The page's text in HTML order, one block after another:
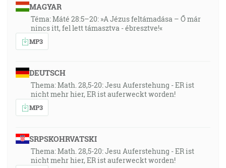
MAGYAR
Téma: Máté 28:5–20: »A Jézus feltámadása – Ő már
nincs itt, fel lett támasztva - ébresztve!«
MP3
DEUTSCH
Thema: Math. 28,5-20: Jesu Auferstehung - ER ist
nicht mehr hier, ER ist auferweckt worden!
MP3
SRPSKOHRVATSKI
Thema: Math. 28,5-20: Jesu Auferstehung - ER ist
nicht mehr hier, ER ist auferweckt worden!